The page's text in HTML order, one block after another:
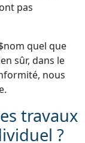
pas
quel que
sûr, dans le
nous
travaux
?